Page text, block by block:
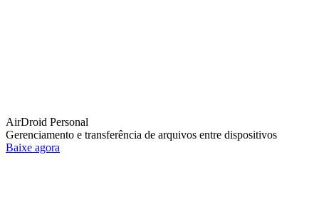
AirDroid Personal
Gerenciamento e transferência de arquivos entre dispositivos
Baixe agora